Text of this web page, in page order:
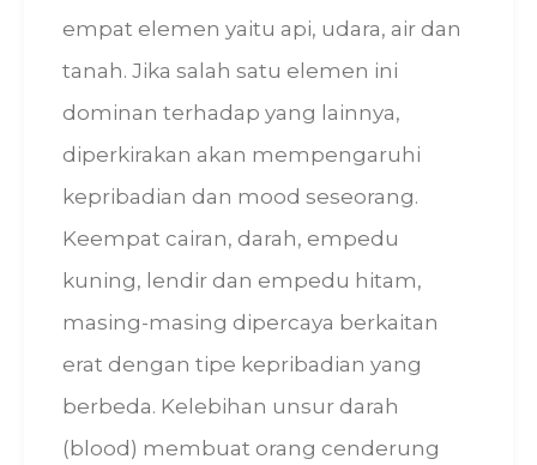
empat elemen yaitu api, udara, air dan
tanah. Jika salah satu elemen ini
dominan terhadap yang lainnya,
diperkirakan akan mempengaruhi
kepribadian dan mood seseorang.
Keempat cairan, darah, empedu
kuning, lendir dan empedu hitam,
masing-masing dipercaya berkaitan
erat dengan tipe kepribadian yang
berbeda. Kelebihan unsur darah
(blood) membuat orang cenderung